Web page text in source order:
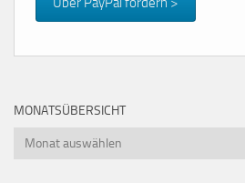
MONATSÜBERSICHT
Monatsübersicht